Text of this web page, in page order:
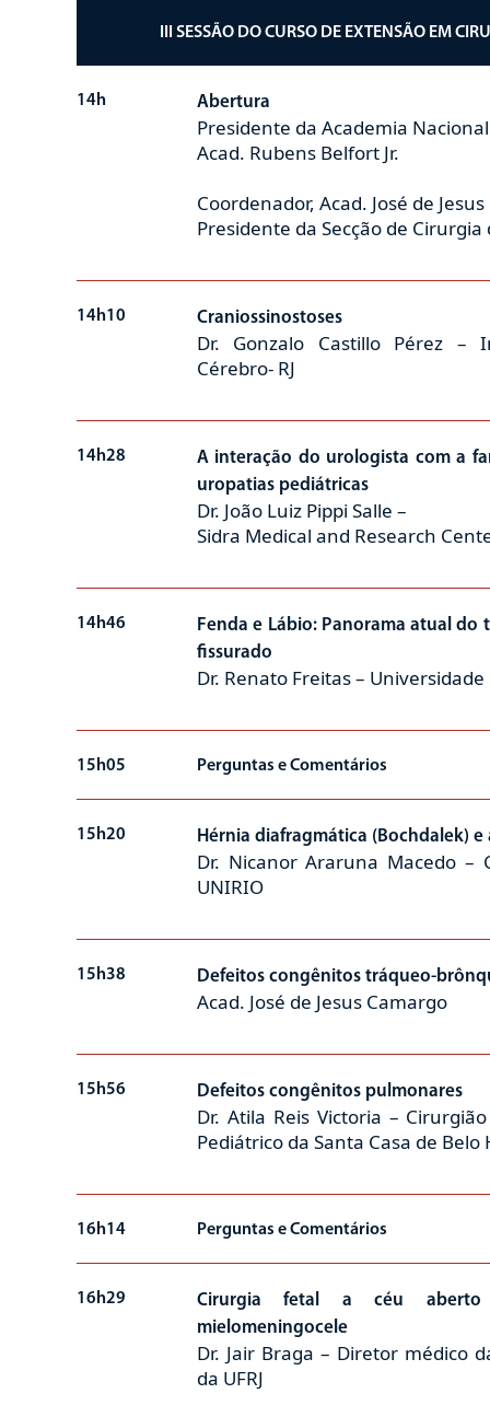
III SESSÃO DO CURSO DE EXTENSÃO EM
14h Abertura
Presidente da Academia
Acad. Rubens Belfort Jr.
Coordenador, Acad. José de
Presidente da Secção de Cirurgia
14h10 Craniossinostoses
Dr. Gonzalo Castillo Pérez –
Cérebro- RJ
14h28
A interação do urologista com a
uropatias pediátricas
Dr. João Luiz Pippi Salle –
Sidra Medical and Research
14h46
Fenda e Lábio: Panorama atual
fissurado
Dr. Renato Freitas –
15h05 Perguntas e Comentários
15h20 Hérnia diafragmática (Bochdalek)
Dr. Nicanor Araruna Macedo –
UNIRIO
15h38 Defeitos congênitos tráqueo-
Acad. José de Jesus Camargo
15h56 Defeitos congênitos pulmonares
Dr. Atila Reis Victoria –
Pediátrico da Santa Casa de
16h14 Perguntas e Comentários
16h29
Cirurgia fetal a céu
mielomeningocele
Dr. Jair Braga – Diretor médico
da UFRJ